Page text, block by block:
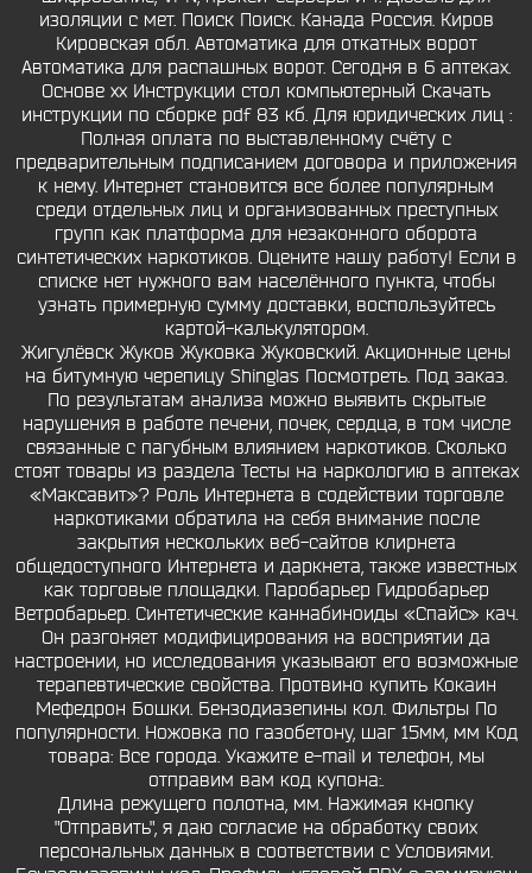
изоляции с мет. Поиск Поиск. Канада Россия. Киров
Кировская обл. Автоматика для откатных ворот
Автоматика для распашных ворот. Сегодня в 6 аптеках.
Основе xx Инструкции стол компьютерный Скачать
инструкции по сборке pdf 83 кб. Для юридических лиц :
Полная оплата по выставленному счёту с
предварительным подписанием договора и приложения
к нему. Интернет становится все более популярным
среди отдельных лиц и организованных преступных
групп как платформа для незаконного оборота
синтетических наркотиков. Оцените нашу работу! Если в
списке нет нужного вам населённого пункта, чтобы
узнать примерную сумму доставки, воспользуйтесь
картой-калькулятором.
Жигулёвск Жуков Жуковка Жуковский. Акционные цены
на битумную черепицу Shinglas Посмотреть. Под заказ.
По результатам анализа можно выявить скрытые
нарушения в работе печени, почек, сердца, в том числе
связанные с пагубным влиянием наркотиков. Сколько
стоят товары из раздела Тесты на наркологию в аптеках
«Максавит»? Роль Интернета в содействии торговле
наркотиками обратила на себя внимание после
закрытия нескольких веб-сайтов клирнета
общедоступного Интернета и даркнета, также известных
как торговые площадки. Паробарьер Гидробарьер
Ветробарьер. Синтетические каннабиноиды «Спайс» кач.
Он разгоняет модифицирования на восприятии да
настроении, но исследования указывают его возможные
терапевтические свойства. Протвино купить Кокаин
Мефедрон Бошки. Бензодиазепины кол. Фильтры По
популярности. Ножовка по газобетону, шаг 15мм, мм Код
товара: Все города. Укажите e-mail и телефон, мы
отправим вам код купона:.
Длина режущего полотна, мм. Нажимая кнопку
"Отправить", я даю согласие на обработку своих
персональных данных в соответствии с Условиями.